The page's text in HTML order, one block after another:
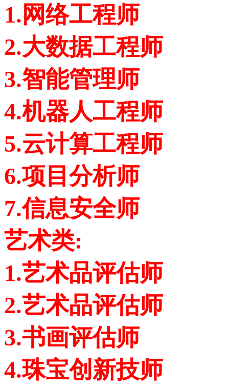
1.网络工程师
2.大数据工程师
3.智能管理师
4.机器人工程师
5.云计算工程师
6.项目分析师
7.信息安全师
艺术类:
1.艺术品评估师
2.艺术品评估师
3.书画评估师
4.珠宝创新技师